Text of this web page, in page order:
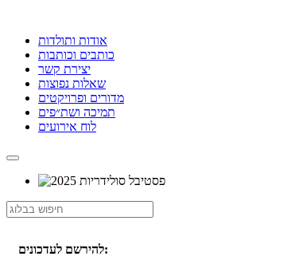
אודות ותולדות
כותבים וכותבות
יצירת קשר
שאלות נפוצות
מדורים ופרויקטים
תמיכה ושת״פים
לוח אירועים
להירשם לעדכונים: